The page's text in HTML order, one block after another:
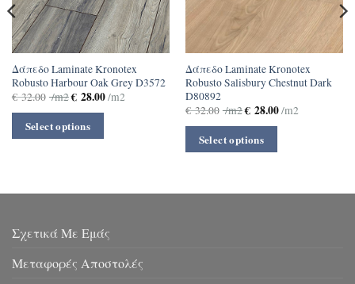
Δάπεδο Laminate Kronotex
Robusto Harbour Oak Grey D3572
€32.00 /m2€28.00/m2
Select options
Δάπεδο Laminate Kronotex
Robusto Salisbury Chestnut Dark
D80892
€32.00 /m2€28.00/m2
Select options
Σχετικά Με Εμάς
Μεταφορές Αποστολές